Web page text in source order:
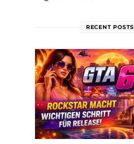
RECENT POSTS